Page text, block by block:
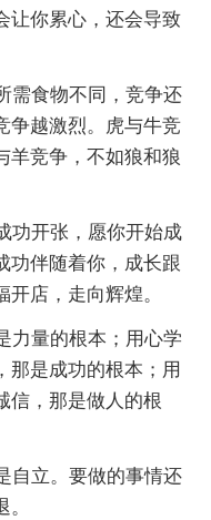
让你累心，还会导致
需食物不同，竞争还
争越激烈。虎与牛竞
羊竞争，不如狼和狼
功开张，愿你开始成
功伴随着你，成长跟
店，走向辉煌。
力量的根本；用心学
那是成功的根本；用
信，那是做人的根
自立。要做的事情还